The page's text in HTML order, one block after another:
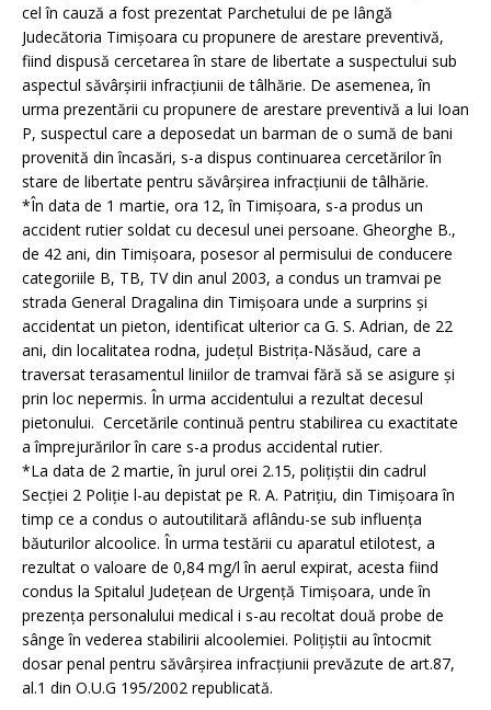
cel în cauză a fost prezentat Parchetului de pe lângă
Judecătoria Timişoara cu propunere de arestare preventivă,
fiind dispusă cercetarea în stare de libertate a suspectului sub
aspectul săvârşirii infracţiunii de tâlhărie. De asemenea, în
urma prezentării cu propunere de arestare preventivă a lui Ioan
P, suspectul care a deposedat un barman de o sumă de bani
provenită din încasări, s-a dispus continuarea cercetărilor în
stare de libertate pentru săvârşirea infracţiunii de tâlhărie.
*În data de 1 martie, ora 12, în Timişoara, s-a produs un
accident rutier soldat cu decesul unei persoane. Gheorghe B.,
de 42 ani, din Timişoara, posesor al permisului de conducere
categoriile B, TB, TV din anul 2003, a condus un tramvai pe
strada General Dragalina din Timişoara unde a surprins şi
accidentat un pieton, identificat ulterior ca G. S. Adrian, de 22
ani, din localitatea rodna, judeţul Bistriţa-Năsăud, care a
traversat terasamentul liniilor de tramvai fără să se asigure şi
prin loc nepermis. În urma accidentului a rezultat decesul
pietonului. Cercetările continuă pentru stabilirea cu exactitate
a împrejurărilor în care s-a produs accidental rutier.
*La data de 2 martie, în jurul orei 2.15, poliţiştii din cadrul
Secţiei 2 Poliţie l-au depistat pe R. A. Patriţiu, din Timişoara în
timp ce a condus o autoutilitară aflându-se sub influenţa
băuturilor alcoolice. În urma testării cu aparatul etilotest, a
rezultat o valoare de 0,84 mg/l în aerul expirat, acesta fiind
condus la Spitalul Judeţean de Urgenţă Timişoara, unde în
prezenţa personalului medical i s-au recoltat două probe de
sânge în vederea stabilirii alcoolemiei. Poliţiştii au întocmit
dosar penal pentru săvârşirea infracţiunii prevăzute de art.87,
al.1 din O.U.G 195/2002 republicată.